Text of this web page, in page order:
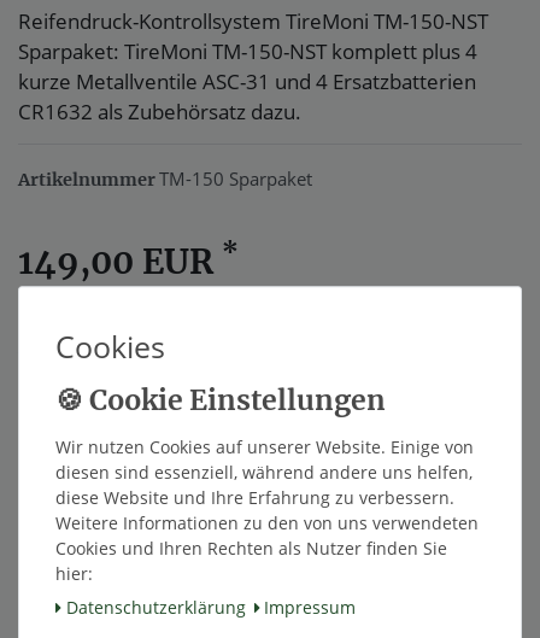
Reifendruck-Kontrollsystem TireMoni TM-150-NST
Sparpaket: TireMoni TM-150-NST komplett plus 4
kurze Metallventile ASC-31 und 4 Ersatzbatterien
CR1632 als Zubehörsatz dazu.
ArtikelnummerTM-150 Sparpaket
149,00 EUR *
Innerhalb von 48h versandfertig.
Wunschliste
* inkl. ges. MwSt. zzgl.Versandkosten
Cookies
Wir nutzen Cookies auf unserer Website. Einige von
diesen sind essenziell, während andere uns helfen,
diese Website und Ihre Erfahrung zu verbessern.
Weitere Informationen zu den von uns verwendeten
Cookies und Ihren Rechten als Nutzer finden Sie
hier:
Daten­schutz­erklärung
Impressum